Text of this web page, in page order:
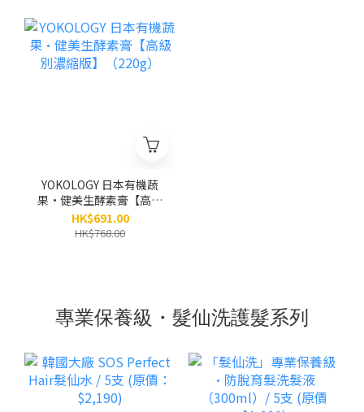
YOKOLOGY 日本有機蔬
果•健美生酵素膏【高級
別濃縮版】（220g）
HK$691.00
HK$768.00
專業保養級・髮仙洗護髮系列